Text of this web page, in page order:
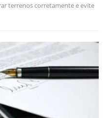
terrenos corretamente e evite